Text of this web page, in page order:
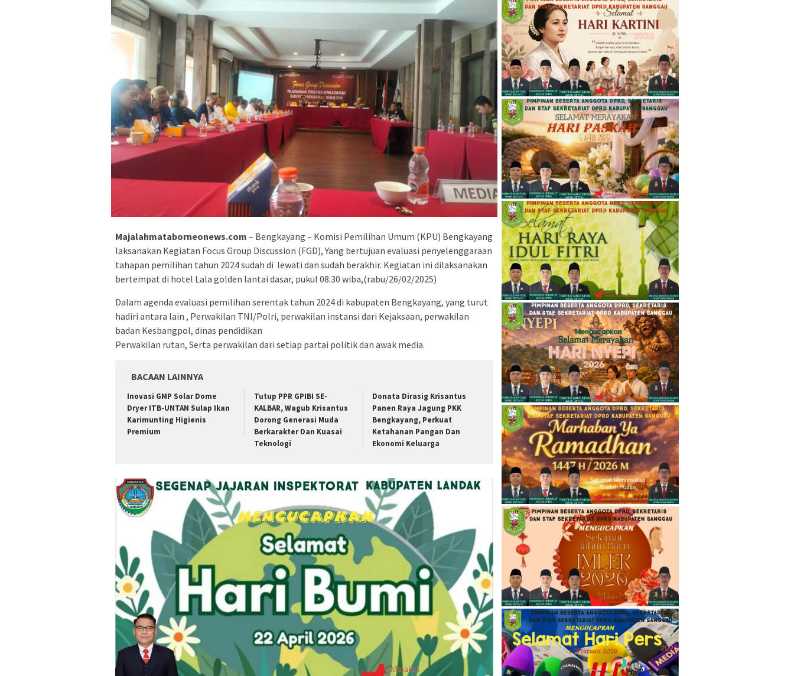
Majalahmataborneonews.com – Bengkayang – Komisi Pemilihan Umum (KPU) Bengkayang
laksanakan Kegiatan Focus Group Discussion (FGD), Yang bertujuan evaluasi penyelenggaraan
tahapan pemilihan tahun 2024 sudah di lewati dan sudah berakhir. Kegiatan ini dilaksanakan
bertempat di hotel Lala golden lantai dasar, pukul 08:30 wiba,(rabu/26/02/2025)
Dalam agenda evaluasi pemilihan serentak tahun 2024 di kabupaten Bengkayang, yang turut
hadiri antara lain , Perwakilan TNI/Polri, perwakilan instansi dari Kejaksaan, perwakilan
badan Kesbangpol, dinas pendidikan
Perwakilan rutan, Serta perwakilan dari setiap partai politik dan awak media.
BACAAN LAINNYA
Inovasi GMP Solar Dome
Dryer ITB-UNTAN Sulap Ikan
Karimunting Higienis
Premium
Tutup PPR GPIBI SE-
KALBAR, Wagub Krisantus
Dorong Generasi Muda
Berkarakter Dan Kuasai
Teknologi
Donata Dirasig Krisantus
Panen Raya Jagung PKK
Bengkayang, Perkuat
Ketahanan Pangan Dan
Ekonomi Keluarga